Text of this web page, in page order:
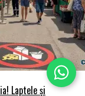
Laptele și